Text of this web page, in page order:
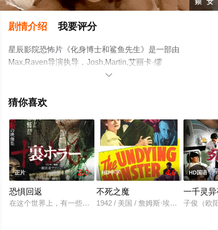
剧情介绍 我要评分
星辰影院恐怖片《化身博士和鲨鱼先生》是一部由
Max,Raven导演执导，Josh,Martin,艾丽卡·缪
斯,Bret,McCormick等明星演员精彩演绎的美国电影，手机
多剧情信息可移步至豆瓣电影、电视猫或剧情网等平台了

猜你喜欢
正片 2.0
恐惧回返
在这个世界上，有一些封存的影像是永远无法再见到的。我们
HD中字 4.0
不死之魔
1942 / 美国 / 詹姆斯·埃利森,希瑟·安
HD国语
一千灵
子俊（欧